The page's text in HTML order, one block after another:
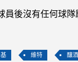
員後沒有任何球隊
維特 釀